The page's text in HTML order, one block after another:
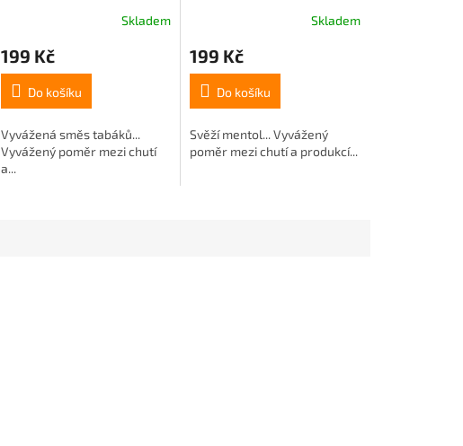
Skladem
199 Kč
Do košíku
Vyvážená směs tabáků...
Vyvážený poměr mezi chutí
a...
Skladem
199 Kč
Do košíku
Svěží mentol... Vyvážený
poměr mezi chutí a produkcí...